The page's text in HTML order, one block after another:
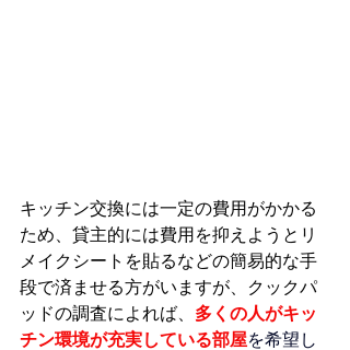
キッチン交換には一定の費用がかかる
ため、貸主的には費用を抑えようとリ
メイクシートを貼るなどの簡易的な手
段で済ませる方がいますが、クックパ
ッドの調査によれば、 多くの人がキッ
チン環境が充実している部屋を希望し